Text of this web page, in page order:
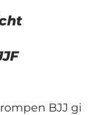
BJJ gi